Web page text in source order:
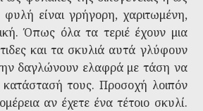
φυλή είναι γρήγορη, χαριτωμένη,
Όπως όλα τα τεριέ έχουν μια
και τα σκυλιά αυτά γλύφουν
δαγλώνουν ελαφρά με τάση να
κατάστασή τους. Προσοχή λοιπόν
αν έχετε ένα τέτοιο σκυλί.